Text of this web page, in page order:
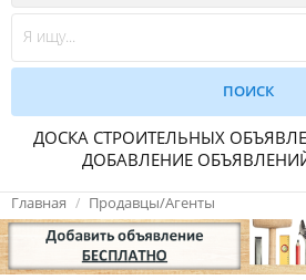
ДОСКА СТРОИТЕЛЬНЫХ
ДОБАВЛЕНИЕ
Главная Продавцы/Агенты